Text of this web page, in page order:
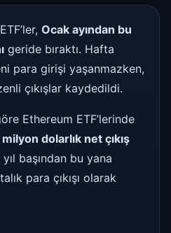
Ocak ayından bu
geride bıraktı. Hafta
para girişi yaşanmazken,
çıkışlar kaydedildi.
Ethereum ETF’lerinde
dolarlık net çıkış
başından bu yana
para çıkışı olarak